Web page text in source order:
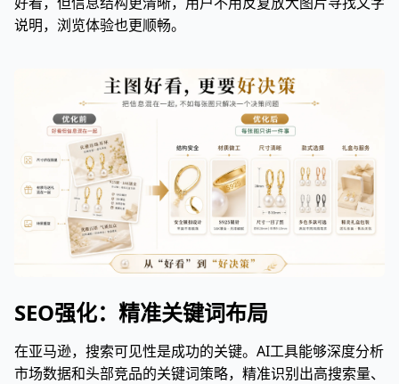
说明，浏览体验也更顺畅。
SEO强化：精准关键词布局
在亚马逊，搜索可见性是成功的关键。AI工具能够深度分析
市场数据和头部竞品的关键词策略，精准识别出高搜索量、